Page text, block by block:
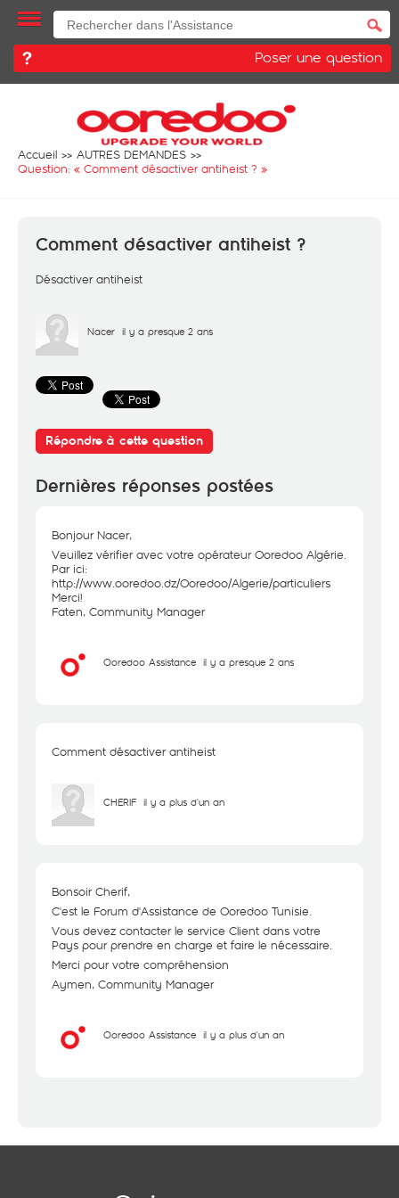
Poser une question
Accueil
AUTRES DEMANDES
Question: « Comment désactiver antiheist ? »
Comment désactiver antiheist ?
Désactiver antiheist
Nacer il y a presque 2 ans
Répondre à cette question
Dernières réponses postées
Bonjour Nacer,
Veuillez vérifier avec votre opérateur Ooredoo Algérie.
Par ici:
http://www.ooredoo.dz/Ooredoo/Algerie/particuliers
Merci!
Faten, Community Manager
Ooredoo Assistance il y a presque 2 ans
Comment désactiver antiheist
CHERIF il y a plus d'un an
Bonsoir Cherif,
C'est le Forum d'Assistance de Ooredoo Tunisie.
Vous devez contacter le service Client dans votre
Pays pour prendre en charge et faire le nécessaire.
Merci pour votre compréhension
Aymen, Community Manager
Ooredoo Assistance il y a plus d'un an